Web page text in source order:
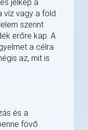
jelkép a
víz vagy a föld
szerint
erőre kap. A
a célra
az, mit is
és a
fövő